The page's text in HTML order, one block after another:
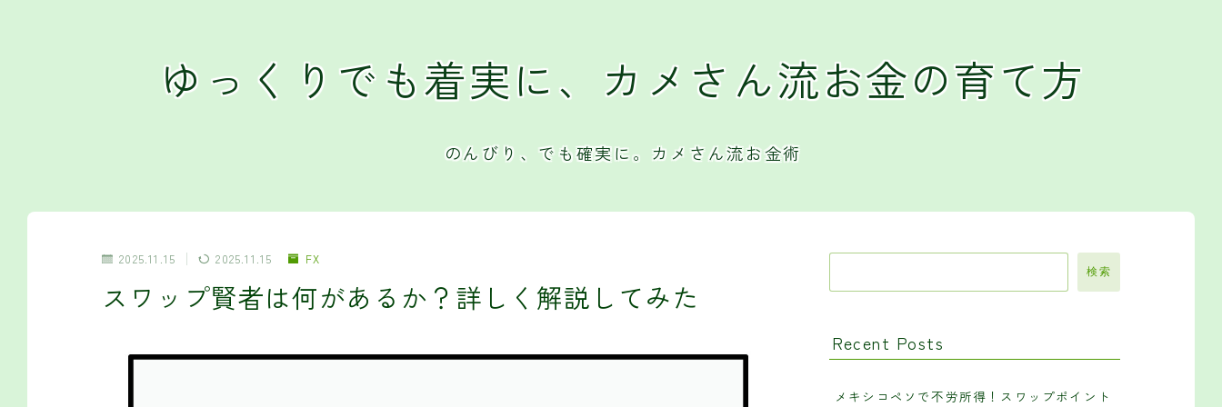
ゆっくりでも着実に、カメさん流お金の育て方
のんびり、でも確実に。カメさん流お金術
2025.11.15 2025.11.15 FX
スワップ賢者は何があるか？詳しく解説してみた
検索
Recent Posts
メキシコペソで不労所得！スワップポイント